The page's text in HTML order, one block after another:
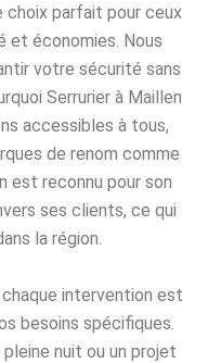
choix parfait pour ceux
et économies. Nous
votre sécurité sans
Serrurier à Maillen
accessibles à tous,
de renom comme
est reconnu pour son
ses clients, ce qui
la région.
intervention est
besoins spécifiques.
nuit ou un projet